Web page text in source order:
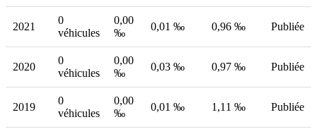
2021
0
véhicules
0,00
‰
0,01 ‰ 0,96 ‰ Publiée
2020
0
véhicules
0,00
‰
0,03 ‰ 0,97 ‰ Publiée
2019
0
véhicules
0,00
‰
0,01 ‰ 1,11 ‰ Publiée